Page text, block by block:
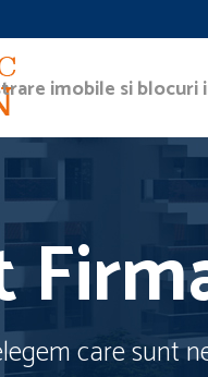
imobile si blocuri
care sunt